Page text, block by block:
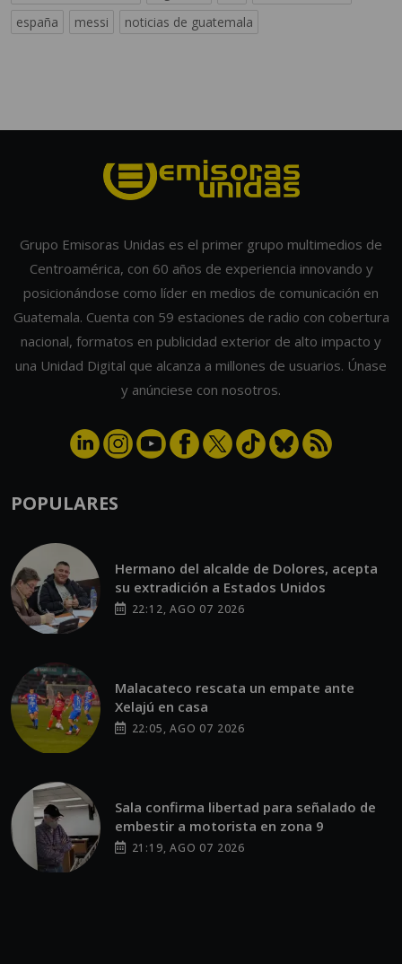
españa
messi noticias de guatemala
Grupo Emisoras Unidas es el primer grupo multimedios de
Centroamérica, con 60 años de experiencia innovando y
posicionándose como líder en medios de comunicación en
Guatemala. Cuenta con 59 estaciones de radio con cobertura
nacional, formatos en publicidad exterior de alto impacto y
una Unidad Digital que alcanza a millones de usuarios. Únase
y anúnciese con nosotros.
POPULARES
Hermano del alcalde de Dolores, acepta
su extradición a Estados Unidos
22:12, AGO 07 2026
Malacateco rescata un empate ante
Xelajú en casa
22:05, AGO 07 2026
Sala confirma libertad para señalado de
embestir a motorista en zona 9
21:19, AGO 07 2026